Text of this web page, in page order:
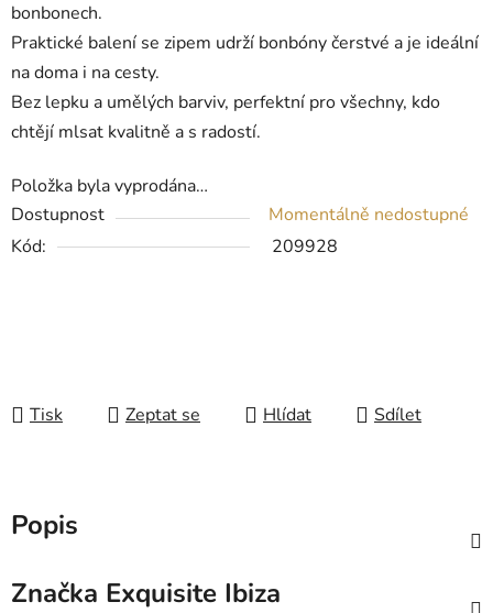
bonbonech.
Praktické balení se zipem udrží bonbóny čerstvé a je ideální
na doma i na cesty.
Bez lepku a umělých barviv, perfektní pro všechny, kdo
chtějí mlsat kvalitně a s radostí.
Položka byla vyprodána…
Dostupnost
Momentálně nedostupné
Kód:
209928
Tisk Zeptat se Hlídat Sdílet
Popis
Značka Exquisite Ibiza